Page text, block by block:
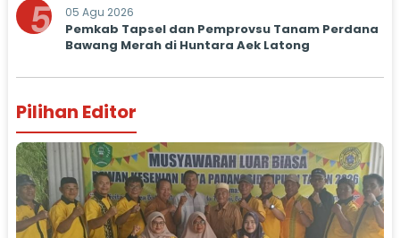
5 05 Agu 2026
Pemkab Tapsel dan Pemprovsu Tanam Perdana
Bawang Merah di Huntara Aek Latong
Pilihan Editor